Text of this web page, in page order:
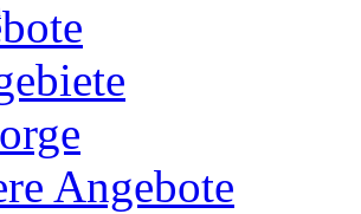
Angebote